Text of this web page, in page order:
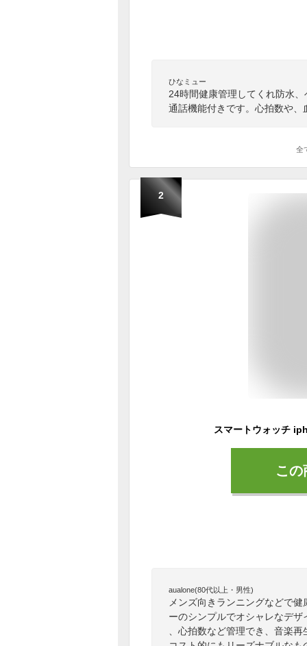
ひなミュー
24時間健康管理してくれ防水
通話機能付きです。心拍数や
全
2
こ
aualone(80代以上・男性)
メンズ向きランニングなどで
ーのシンプルでオシャレなデ
、心拍数など管理でき、音楽